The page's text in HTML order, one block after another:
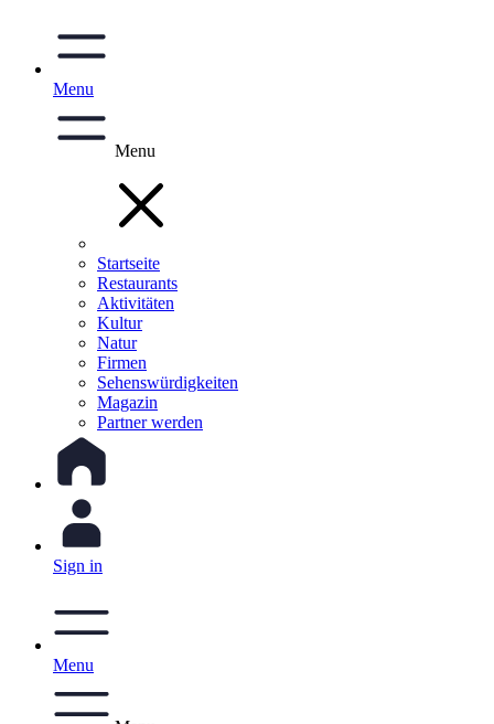
Menu
Menu
Startseite
Restaurants
Aktivitäten
Kultur
Natur
Firmen
Sehenswürdigkeiten
Magazin
Partner werden
Sign in
Menu